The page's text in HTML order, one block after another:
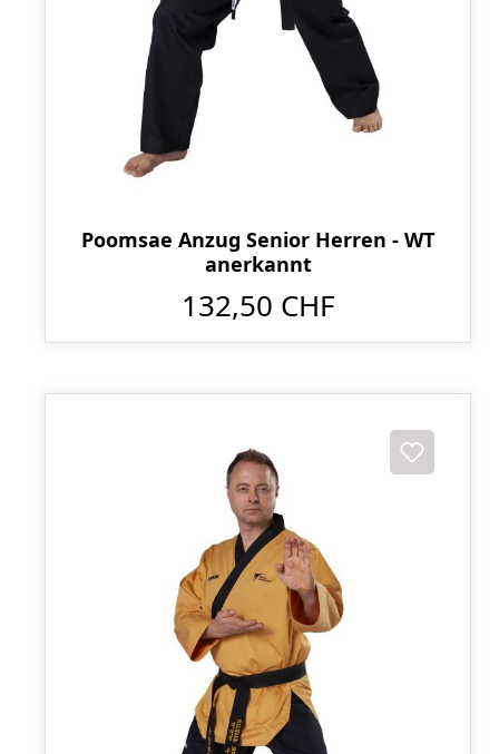
Poomsae Anzug Senior Herren - WT
anerkannt
132,50 CHF